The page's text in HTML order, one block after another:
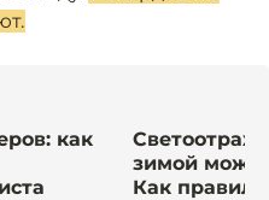
как
зимой
Как